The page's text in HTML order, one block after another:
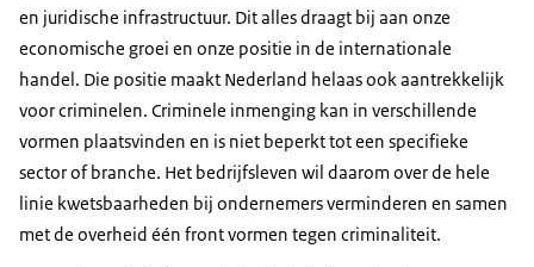
en juridische infrastructuur. Dit alles draagt bij aan onze
economische groei en onze positie in de internationale
handel. Die positie maakt Nederland helaas ook aantrekkelijk
voor criminelen. Criminele inmenging kan in verschillende
vormen plaatsvinden en is niet beperkt tot een specifieke
sector of branche. Het bedrijfsleven wil daarom over de hele
linie kwetsbaarheden bij ondernemers verminderen en samen
met de overheid één front vormen tegen criminaliteit.